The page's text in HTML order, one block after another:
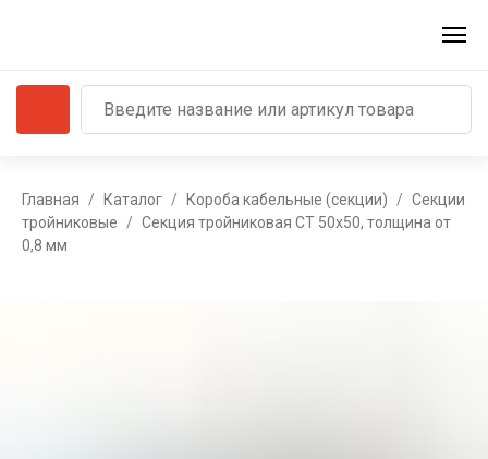
Главная Каталог Короба кабельные (секции)
Секции
тройниковые
Секция тройниковая СТ 50х50, толщина от
0,8 мм